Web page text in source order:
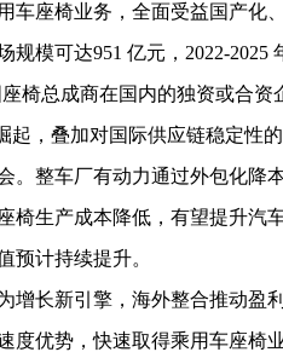
座椅业务，全面受益国产化、
规模可达951 亿元，2022-2025
椅总成商在国内的独资或合
起，叠加对国际供应链稳定性
。整车厂有动力通过外包化降
椅生产成本降低，有望提升汽
预计持续提升。
长新引擎，海外整合推动盈
度优势，快速取得乘用车座椅